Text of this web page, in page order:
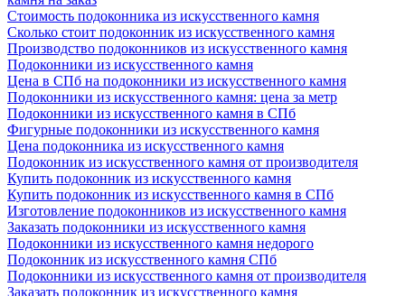
Стоимость подоконника из искусственного камня
Сколько стоит подоконник из искусственного камня
Производство подоконников из искусственного камня
Подоконники из искусственного камня
Цена в СПб на подоконники из искусственного камня
Подоконники из искусственного камня: цена за метр
Подоконники из искусственного камня в СПб
Фигурные подоконники из искусственного камня
Цена подоконника из искусственного камня
Подоконник из искусственного камня от производителя
Купить подоконник из искусственного камня
Купить подоконник из искусственного камня в СПб
Изготовление подоконников из искусственного камня
Заказать подоконники из искусственного камня
Подоконники из искусственного камня недорого
Подоконник из искусственного камня СПб
Подоконники из искусственного камня от производителя
Заказать подоконник из искусственного камня